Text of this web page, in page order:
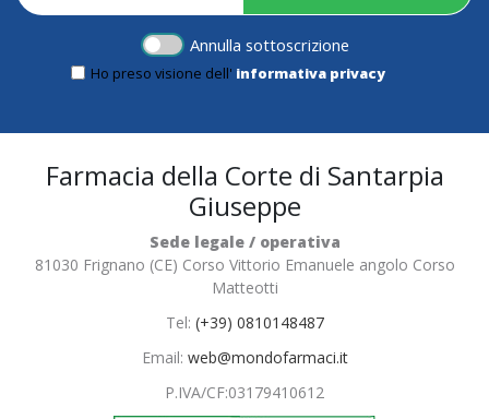
Ho preso visione dell' informativa privacy
Annulla sottoscrizione
Farmacia della Corte di Santarpia
Giuseppe
Sede legale / operativa
81030 Frignano (CE) Corso Vittorio Emanuele angolo Corso
Matteotti
Tel: (+39) 0810148487
Email: web@mondofarmaci.it
P.IVA/CF:03179410612